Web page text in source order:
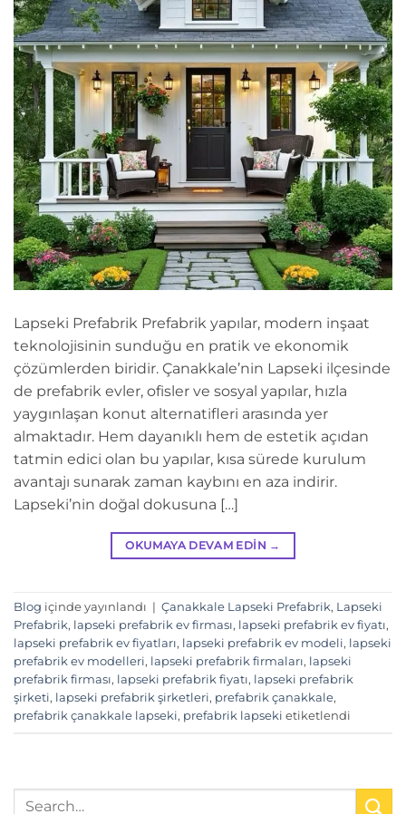
Lapseki Prefabrik Prefabrik yapılar, modern inşaat
teknolojisinin sunduğu en pratik ve ekonomik
çözümlerden biridir. Çanakkale’nin Lapseki ilçesinde
de prefabrik evler, ofisler ve sosyal yapılar, hızla
yaygınlaşan konut alternatifleri arasında yer
almaktadır. Hem dayanıklı hem de estetik açıdan
tatmin edici olan bu yapılar, kısa sürede kurulum
avantajı sunarak zaman kaybını en aza indirir.
Lapseki’nin doğal dokusuna […]
OKUMAYA DEVAM EDIN →
Blog içinde yayınlandı | Çanakkale Lapseki Prefabrik, Lapseki
Prefabrik, lapseki prefabrik ev firması, lapseki prefabrik ev fiyatı,
lapseki prefabrik ev fiyatları, lapseki prefabrik ev modeli, lapseki
prefabrik ev modelleri, lapseki prefabrik firmaları, lapseki
prefabrik firması, lapseki prefabrik fiyatı, lapseki prefabrik
şirketi, lapseki prefabrik şirketleri, prefabrik çanakkale,
prefabrik çanakkale lapseki, prefabrik lapseki etiketlendi